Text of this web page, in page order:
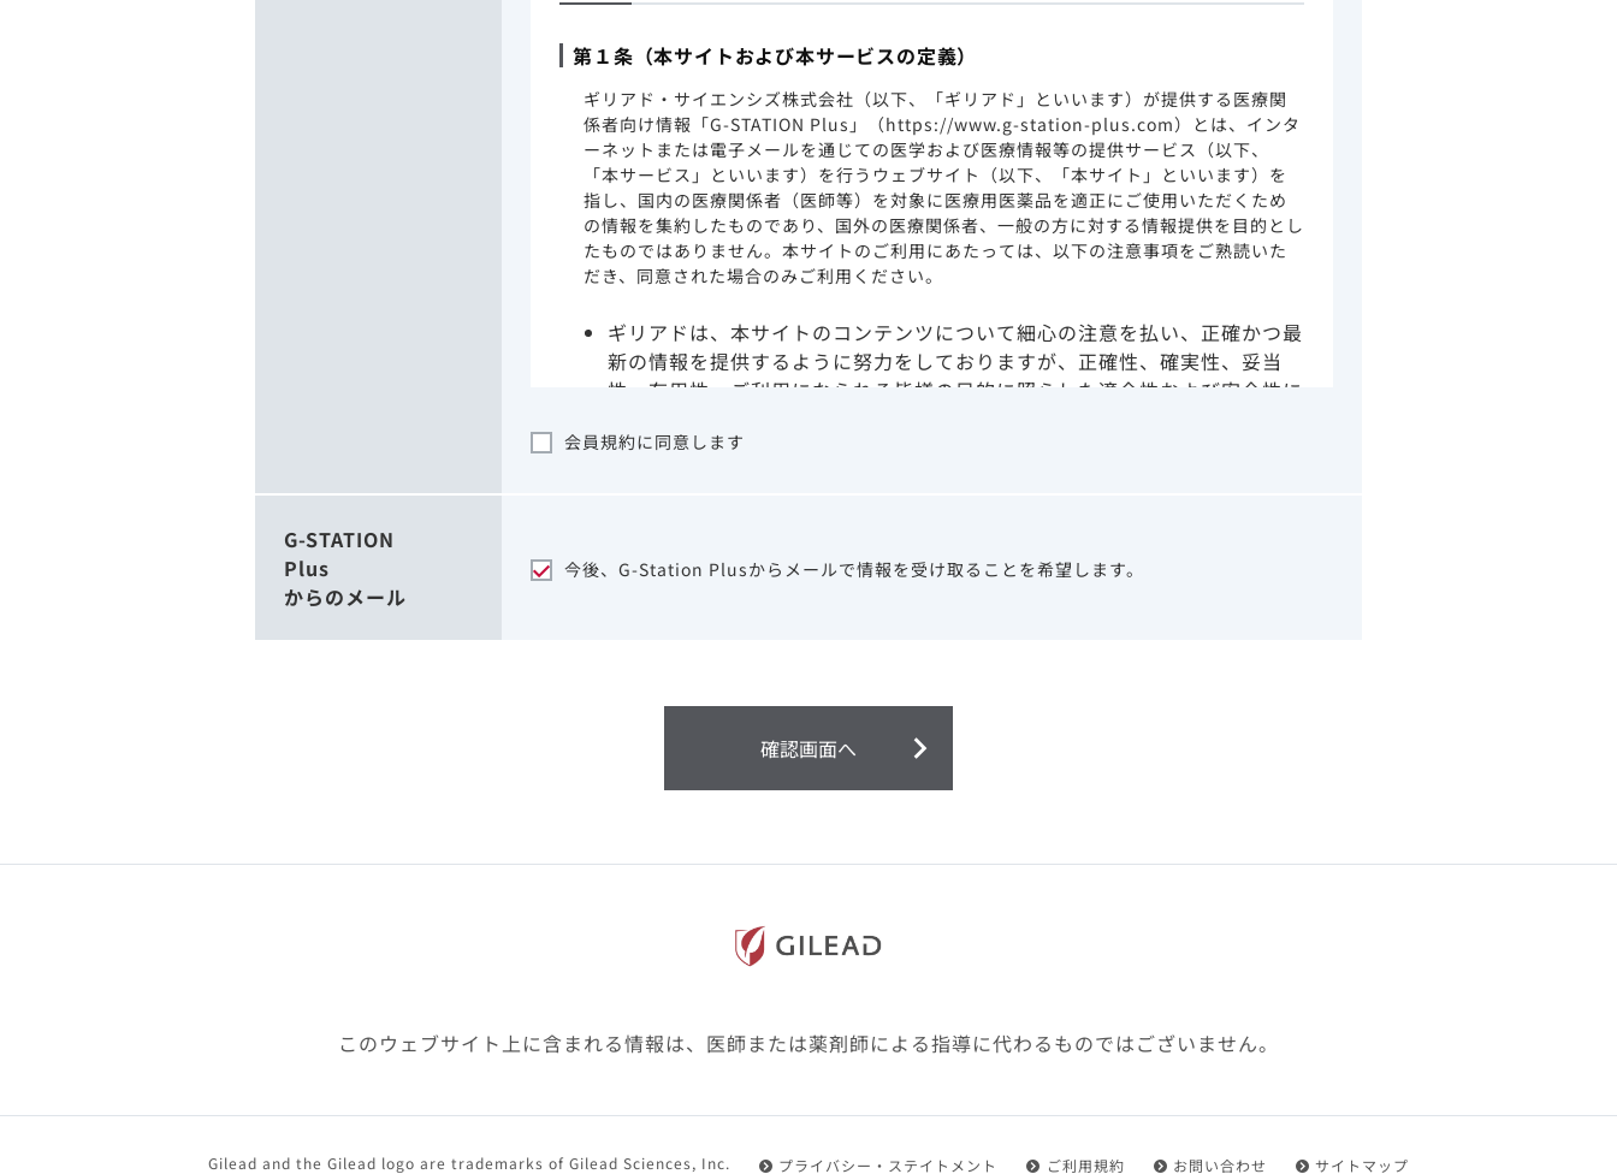
第１条（本サイトおよび本サービスの定義）
ギリアド・サイエンシズ株式会社（以下、「ギリアド」といいます）が提供する医療関
係者向け情報「G-STATION Plus」（https://www.g-station-plus.com）とは、インタ
ーネットまたは電子メールを通じての医学および医療情報等の提供サービス（以下、
「本サービス」といいます）を行うウェブサイト（以下、「本サイト」といいます）を
指し、国内の医療関係者（医師等）を対象に医療用医薬品を適正にご使用いただくため
の情報を集約したものであり、国外の医療関係者、一般の方に対する情報提供を目的とし
たものではありません。本サイトのご利用にあたっては、以下の注意事項をご熟読いた
だき、同意された場合のみご利用ください。
ギリアドは、本サイトのコンテンツについて細心の注意を払い、正確かつ最
新の情報を提供するように努力をしておりますが、正確性、確実性、妥当
性、有用性、ご利用になられる皆様の目的に照らした適合性および安全性に
サイトを利用することまたは利用できなかったことより生じる損害について
本サイト内の情報は、医師その他医療関係者が行なうべきアドバイスやサー
第２条（会員）
1.会員とは、医療関係者の方で、本サービスの利用規約（以下、「本規約」といいます）
4.会員は、設置した機器がギリアドの示す利用環境に適合していない場合や自らの機器の
設定により本サービスの利用ができない場合があることを予め了承するものとします。ま
5.会員は、登録した会員情報に変更が生じた場合には、その都度速やかに本サイト内に設
会員規約に同意します
G-STATION
Plus
からのメール
今後、G-Station Plusからメールで情報を受け取ることを希望します。
確認画面へ
このウェブサイト上に含まれる情報は、医師または薬剤師による指導に代わるものではございません。
Gilead and the Gilead logo are trademarks of Gilead Sciences, Inc. プライバシー・ステイトメント ご利用規約 お問い合わせ サイトマップ